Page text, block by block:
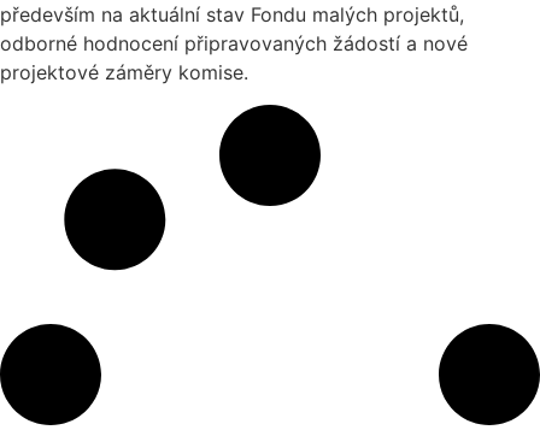
především na aktuální stav Fondu malých projektů,
odborné hodnocení připravovaných žádostí a nové
projektové záměry komise.